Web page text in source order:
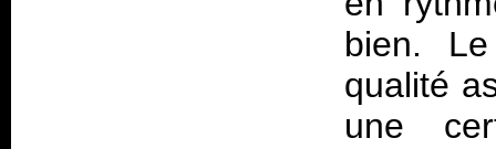
bien.
qualité
une